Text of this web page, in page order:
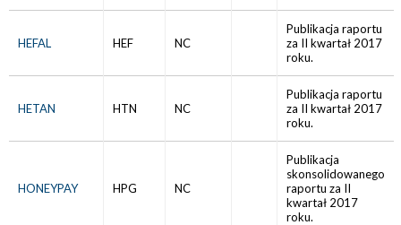
HEFAL HEF NC
Publikacja raportu
za II kwartał 2017
roku.
HETAN HTN NC
Publikacja raportu
za II kwartał 2017
roku.
HONEYPAY HPG NC
Publikacja
skonsolidowanego
raportu za II
kwartał 2017
roku.